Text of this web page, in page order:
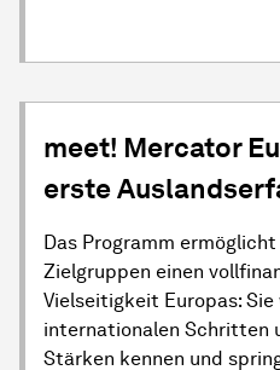
meet! Mercator
erste
Das Programm
Zielgruppen einen
Vielseitigkeit Europas:
internationalen Schritten
Stärken kennen und